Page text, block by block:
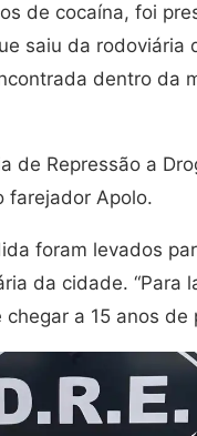
de cocaína, foi
saiu da
dentro da
Repressão a
farejador Apolo.
foram levados
da cidade.
a 15 anos de